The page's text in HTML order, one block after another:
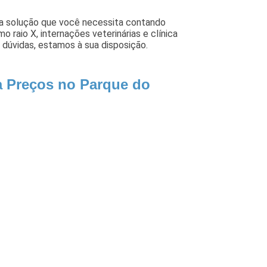
solução que você necessita contando
raio X, internações veterinárias e clínica
estamos à sua disposição.
Preços no Parque do